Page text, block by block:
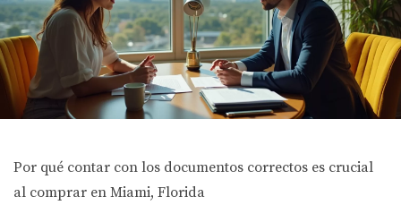
Por qué contar con los documentos correctos es crucial
al comprar en Miami, Florida